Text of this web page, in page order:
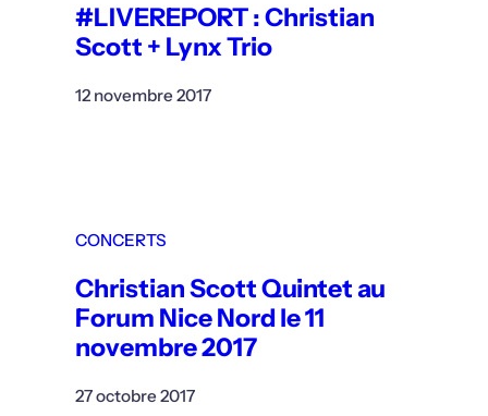
#LIVEREPORT : Christian
Scott + Lynx Trio
12 novembre 2017
CONCERTS
Christian Scott Quintet au
Forum Nice Nord le 11
novembre 2017
27 octobre 2017